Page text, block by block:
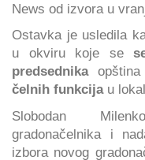
News od izvora u
Ostavka je usledila
u okviru koje se
predsednikaopština
čelnih funkcijau
Slobodan
gradonačelnika i
izbora novog